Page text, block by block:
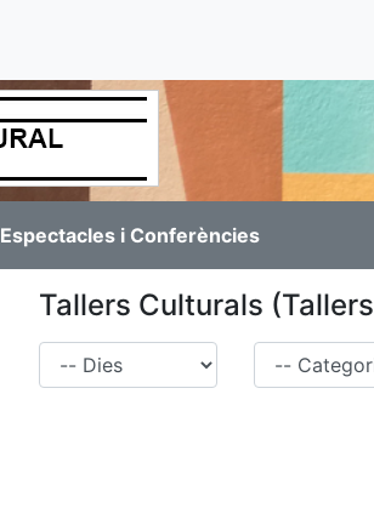
Espectacles i Conferències
Tallers Culturals